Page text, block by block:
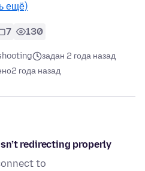
ещё)
7 130
задан 2 года назад
2 года назад
redirecting properly
to